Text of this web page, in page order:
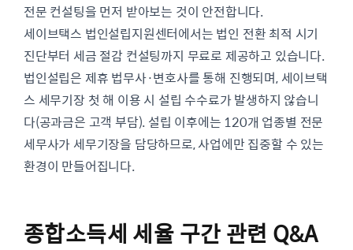
전문 컨설팅을 먼저 받아보는 것이 안전합니다.
세이브택스 법인설립지원센터에서는 법인 전환 최적 시기
진단부터 세금 절감 컨설팅까지 무료로 제공하고 있습니다.
법인설립은 제휴 법무사·변호사를 통해 진행되며, 세이브택
스 세무기장 첫 해 이용 시 설립 수수료가 발생하지 않습니
다(공과금은 고객 부담). 설립 이후에는 120개 업종별 전문
세무사가 세무기장을 담당하므로, 사업에만 집중할 수 있는
환경이 만들어집니다.
종합소득세 세율 구간 관련 Q&A